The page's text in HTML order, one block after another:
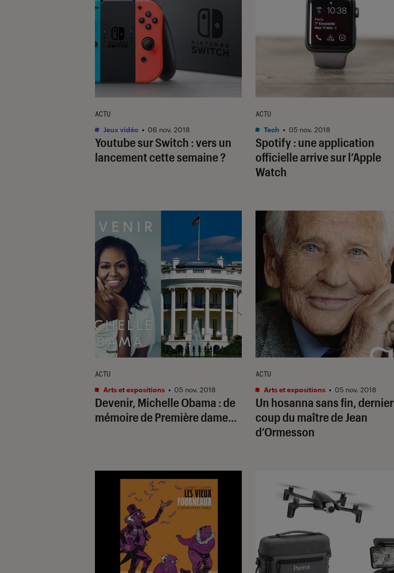
Youtube sur Switch : vers un
lancement cette semaine ?
ACTU
Jeux vidéo • 06 nov. 2018
Spotify : une application
officielle arrive sur l’Apple
Watch
ACTU
Tech • 05 nov. 2018
Devenir, Michelle Obama : de
mémoire de Première dame…
ACTU
Arts et expositions • 05 nov. 2018
Un hosanna sans fin, dernier
coup du maître de Jean
d’Ormesson
ACTU
Arts et expositions • 05 nov. 2018